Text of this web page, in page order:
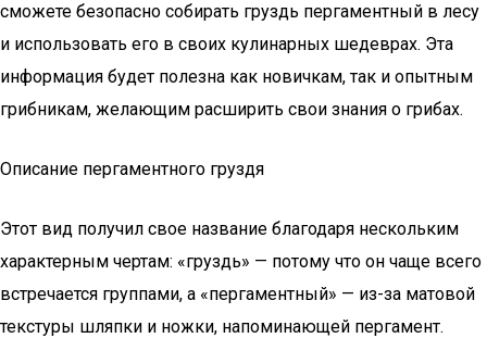
сможете безопасно собирать груздь пергаментный в лесу
и использовать его в своих кулинарных шедеврах. Эта
информация будет полезна как новичкам, так и опытным
грибникам, желающим расширить свои знания о грибах.
Описание пергаментного груздя
Этот вид получил свое название благодаря нескольким
характерным чертам: «груздь» — потому что он чаще всего
встречается группами, а «пергаментный» — из-за матовой
текстуры шляпки и ножки, напоминающей пергамент.